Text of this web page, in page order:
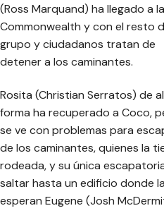
(Ross Marquand) ha llegado a la
Commonwealth y con el resto
grupo y ciudadanos tratan de
detener a los caminantes.
Rosita (Christian Serratos) de
forma ha recuperado a Coco,
se ve con problemas para
de los caminantes, quienes la
rodeada, y su única
saltar hasta un edificio donde la
esperan Eugene (Josh